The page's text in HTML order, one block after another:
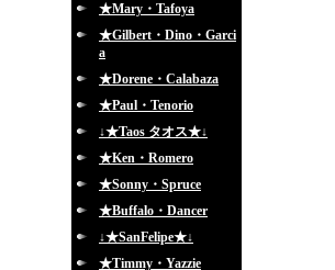
★Mary・Tafoya
★Gilbert・Dino・Garci
a
★Dorene・Calabaza
★Paul・Tenorio
↓★Taos タオス★↓
★Ken・Romero
★Sonny・Spruce
★Buffalo・Dancer
↓★SanFelipe★↓
★Timmy・Yazzie